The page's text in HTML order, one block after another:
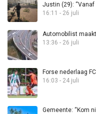
Justin (29):
16:11 - 26 juli
Automobilist maakt
13:36 - 26 juli
Forse nederlaag
16:03 - 24 juli
Gemeente: “Kom